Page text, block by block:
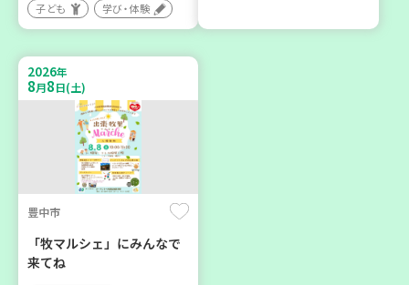
神戸市兵庫区
BOSAI(ぼうさい)教室～か
ぞくで楽しくまなぼうさい
～
学び・体験
平和・防災
2026年
24
子ども 学び・体験
2026年
8月8日(土)
豊中市
「牧マルシェ」にみんなで
来てね